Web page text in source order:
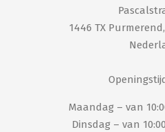
1446 TX
Maandag – van
Dinsdag – van